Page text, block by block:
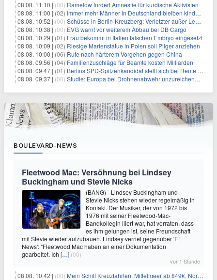
08.08. 11:10 | (00) Ramelow fordert Amnestie für kurdische Aktivisten
08.08. 11:00 | (02) Immer mehr Männer in Deutschland bleiben kinderlos
08.08. 10:52 | (00) Schüsse in Berlin-Kreuzberg: Verletzter außer Lebensgefahr
08.08. 10:38 | (00) EVG warnt vor weiterem Abbau bei DB Cargo
08.08. 10:29 | (01) Frau bekommt in Italien falschen Embryo eingesetzt
08.08. 10:09 | (02) Riesige Marienstatue in Polen soll Pilger anziehen
08.08. 10:00 | (06) Rufe nach härterem Vorgehen gegen China
08.08. 09:56 | (04) Familienzuschläge für Beamte kosten Milliarden
08.08. 09:47 | (01) Berlins SPD-Spitzenkandidat stellt sich bei Rente mit 63 quer
08.08. 09:37 | (00) Studie: Europa bei Drohnenabwehr unzureichend vorbereitet
BOULEVARD-NEWS
Fleetwood Mac: Versöhnung bei Lindsey
Buckingham und Stevie Nicks
(BANG) - Lindsey Buckingham und
Stevie Nicks stehen wieder regelmäßig in
Kontakt. Der Musiker, der von 1972 bis
1976 mit seiner Fleetwood-Mac-
Bandkollegin liiert war, hat verraten, dass
es ihm gelungen ist, seine Freundschaft
mit Stevie wieder aufzubauen. Lindsey verriet gegenüber 'E!
News': "Fleetwood Mac haben an einer Dokumentation
gearbeitet. Ich […] (00)
vor 1 Stunde
08.08. 10:42 | (00) Mein Schiff Kreuzfahrten: Mittelmeer ab 849€, Norwegen ab 999€ p.P.